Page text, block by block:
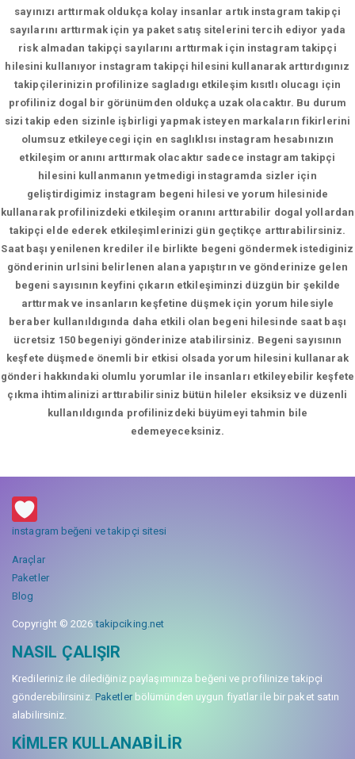
sayınızı arttırmak oldukça kolay insanlar artık instagram takipçi
sayılarını arttırmak için ya paket satış sitelerini tercih ediyor yada
risk almadan takipçi sayılarını arttırmak için instagram takipçi
hilesini kullanıyor instagram takipçi hilesini kullanarak arttırdıgınız
takipçilerinizin profilinize sagladıgı etkileşim kısıtlı olucagı için
profiliniz dogal bir görünümden oldukça uzak olacaktır. Bu durum
sizi takip eden sizinle işbirligi yapmak isteyen markaların fikirlerini
olumsuz etkileyecegi için en saglıklısı instagram hesabınızın
etkileşim oranını arttırmak olacaktır sadece instagram takipçi
hilesini kullanmanın yetmedigi instagramda sizler için
geliştirdigimiz instagram begeni hilesi ve yorum hilesinide
kullanarak profilinizdeki etkileşim oranını arttırabilir dogal yollardan
takipçi elde ederek etkileşimlerinizi gün geçtikçe arttırabilirsiniz.
Saat başı yenilenen krediler ile birlikte begeni göndermek istediginiz
gönderinin urlsini belirlenen alana yapıştırın ve gönderinize gelen
begeni sayısının keyfini çıkarın etkileşiminzi düzgün bir şekilde
arttırmak ve insanların keşfetine düşmek için yorum hilesiyle
beraber kullanıldıgında daha etkili olan begeni hilesinde saat başı
ücretsiz 150 begeniyi gönderinize atabilirsiniz. Begeni sayısının
keşfete düşmede önemli bir etkisi olsada yorum hilesini kullanarak
gönderi hakkındaki olumlu yorumlar ile insanları etkileyebilir keşfete
çıkma ihtimalinizi arttırabilirsiniz bütün hileler eksiksiz ve düzenli
kullanıldıgında profilinizdeki büyümeyi tahmin bile
edemeyeceksiniz.
instagram beğeni ve takipçi sitesi
Araçlar
Paketler
Blog
Copyright © 2026takipciking.net
NASIL ÇALIŞIR
Kredileriniz ile dilediğiniz paylaşımınıza beğeni ve profilinize takipçi
gönderebilirsiniz. Paketlerbölümünden uygun fiyatlar ile bir paket satın
alabilirsiniz.
KIMLER KULLANABILIR